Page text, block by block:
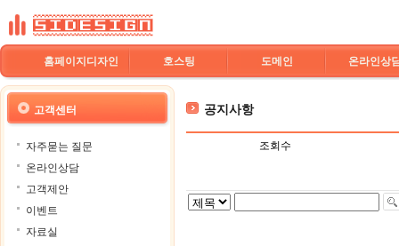
홈페이지디자인 호스팅 도메인 온라인상
고객센터
자주묻는 질문
온라인상담
고객제안
이벤트
자료실
공지사항
조회수